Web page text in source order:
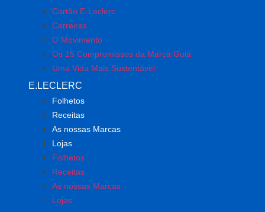
Cartão E-Leclerc
Carreiras
O Movimento
Os 15 Compromissos da Marca Guia
Uma Vida Mais Sustentável
E.LECLERC
Folhetos
Receitas
As nossas Marcas
Lojas
Folhetos
Receitas
As nossas Marcas
Lojas